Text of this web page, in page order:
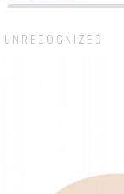
UNRECOGNIZED